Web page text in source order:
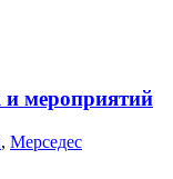
и мероприятий
, Мерседес